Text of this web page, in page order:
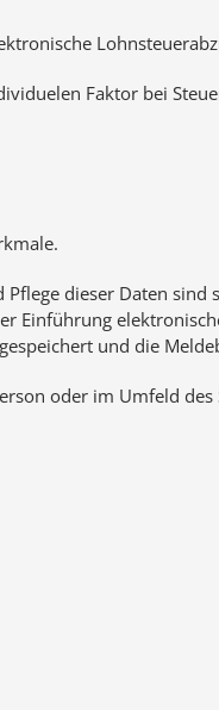
Faktor bei
dieser Daten
Einführung
und die
oder im Umfeld